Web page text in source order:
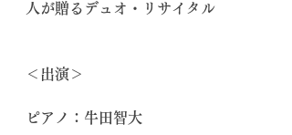
人が贈るデュオ・リサイタル
＜出演＞
ピアノ：牛田智大